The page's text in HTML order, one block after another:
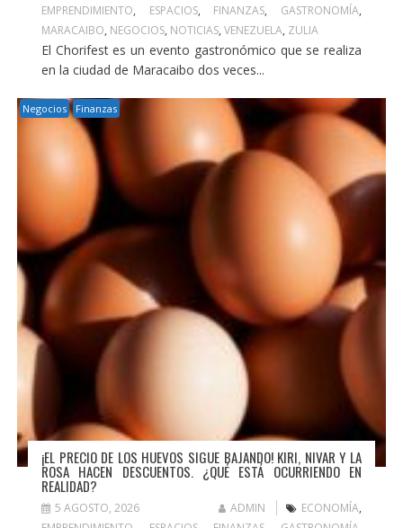
EMPRENDIMIENTO, ESPACIOS, FINANZAS, GASTRONOMÍA,
MARACAIBO, NEGOCIOS, NOTICIAS, VENEZUELA, ZULIA
El Chorifest es un evento gastronómico que se realiza
en la ciudad de Maracaibo dos veces...
Negocios Finanzas
¡EL PRECIO DE LOS HUEVOS SIGUE BAJANDO! KIRI, NIVAR Y LA
ROSA HACEN DESCUENTOS. ¿QUÉ ESTÁ OCURRIENDO EN
REALIDAD?
5 AGOSTO, 2026 ADMIN ECONOMÍA,